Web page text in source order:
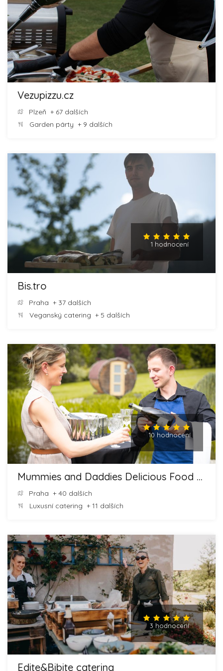
Vezupizzu.cz
Plzeň + 67 dalších
Garden párty + 9 dalších
1 hodnocení
Bis.tro
Praha + 37 dalších
Veganský catering + 5 dalších
10 hodnocení
Mummies and Daddies Delicious Food and Cheesecakes
Praha + 40 dalších
Luxusní catering + 11 dalších
3 hodnocení
Edite&Bibite catering